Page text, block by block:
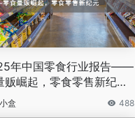
年中国零食行业报告——
贩崛起，零食零售新纪
盒 488